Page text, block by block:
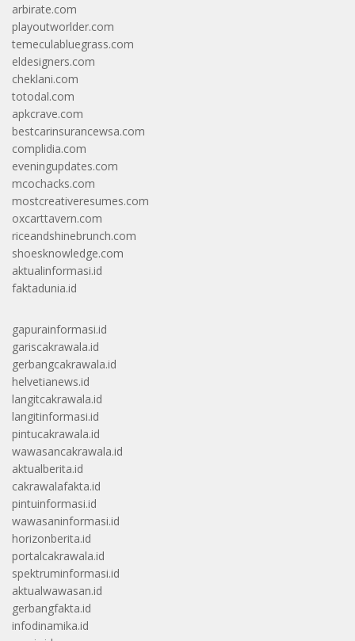
arbirate.com
playoutworlder.com
temeculabluegrass.com
eldesigners.com
cheklani.com
totodal.com
apkcrave.com
bestcarinsurancewsa.com
complidia.com
eveningupdates.com
mcochacks.com
mostcreativeresumes.com
oxcarttavern.com
riceandshinebrunch.com
shoesknowledge.com
aktualinformasi.id
faktadunia.id
gapurainformasi.id
gariscakrawala.id
gerbangcakrawala.id
helvetianews.id
langitcakrawala.id
langitinformasi.id
pintucakrawala.id
wawasancakrawala.id
aktualberita.id
cakrawalafakta.id
pintuinformasi.id
wawasaninformasi.id
horizonberita.id
portalcakrawala.id
spektruminformasi.id
aktualwawasan.id
gerbangfakta.id
infodinamika.id